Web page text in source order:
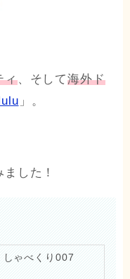
ィ、そして海外ド
」。
した！
しゃべくり007